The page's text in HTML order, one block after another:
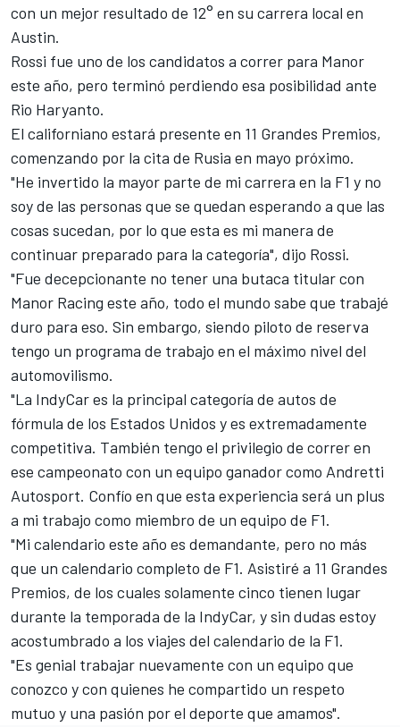
con un mejor resultado de 12° en su carrera local en
Austin.
Rossi fue uno de los candidatos a correr para Manor
este año, pero terminó perdiendo esa posibilidad ante
Rio Haryanto.
El californiano estará presente en 11 Grandes Premios,
comenzando por la cita de Rusia en mayo próximo.
"He invertido la mayor parte de mi carrera en la F1 y no
soy de las personas que se quedan esperando a que las
cosas sucedan, por lo que esta es mi manera de
continuar preparado para la categoría", dijo Rossi.
"Fue decepcionante no tener una butaca titular con
Manor Racing este año, todo el mundo sabe que trabajé
duro para eso. Sin embargo, siendo piloto de reserva
tengo un programa de trabajo en el máximo nivel del
automovilismo.
"La IndyCar es la principal categoría de autos de
fórmula de los Estados Unidos y es extremadamente
competitiva. También tengo el privilegio de correr en
ese campeonato con un equipo ganador como Andretti
Autosport. Confío en que esta experiencia será un plus
a mi trabajo como miembro de un equipo de F1.
"Mi calendario este año es demandante, pero no más
que un calendario completo de F1. Asistiré a 11 Grandes
Premios, de los cuales solamente cinco tienen lugar
durante la temporada de la IndyCar, y sin dudas estoy
acostumbrado a los viajes del calendario de la F1.
"Es genial trabajar nuevamente con un equipo que
conozco y con quienes he compartido un respeto
mutuo y una pasión por el deporte que amamos".